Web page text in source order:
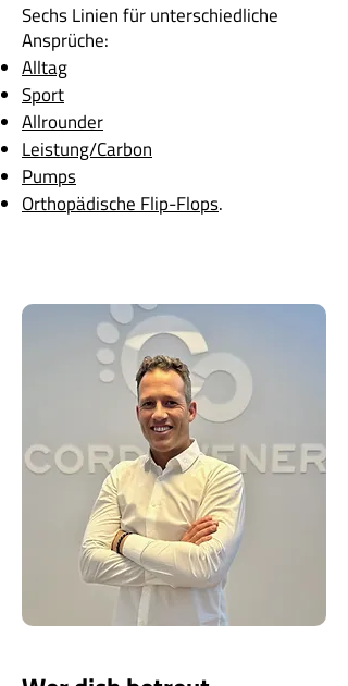
Sechs Linien für unterschiedliche
Ansprüche:
Alltag
Sport
Allrounder
Leistung/Carbon
Pumps
Orthopädische Flip-Flops.